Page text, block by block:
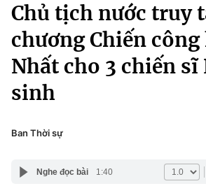
Chuyên mục
Chính trị
Xã hội
Pháp luật
Y tế
Pháp luật
Kinh tế
Thể thao
Truyền hình
Văn hóa - Giải trí
Y tế
Công nghệ
Chủ tịch nước truy
chương Chiến công
Nhất cho 3 chiến sĩ
sinh
Ban Thời sự
Nghe đọc bài 1:40